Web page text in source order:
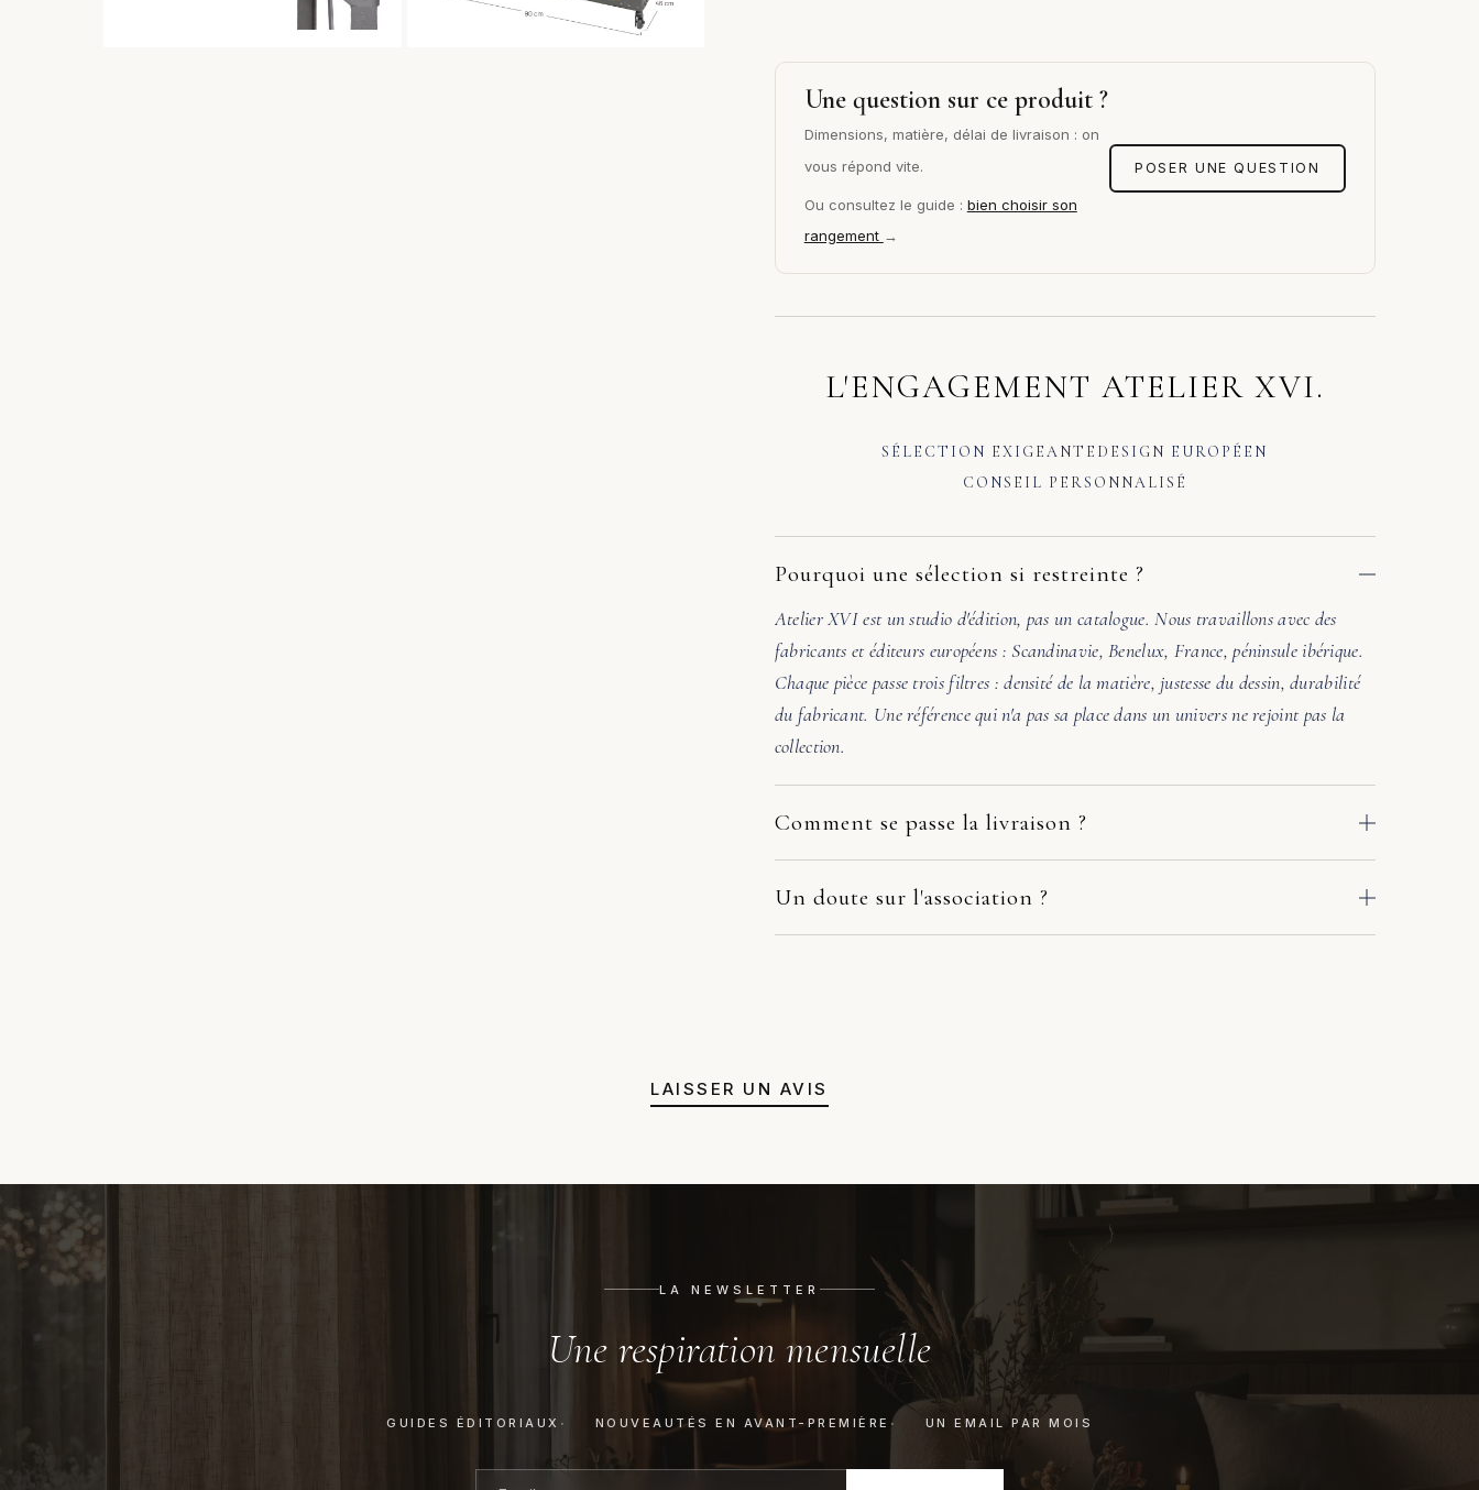
Une question sur ce produit ?
Dimensions, matière, délai de livraison : on
vous répond vite.
Ou consultez le guide : bien choisir son
rangement →
POSER UNE QUESTION
L'ENGAGEMENT ATELIER XVI.
SÉLECTION EXIGEANTE DESIGN EUROPÉEN
CONSEIL PERSONNALISÉ
Pourquoi une sélection si restreinte ?
Atelier XVI est un studio d'édition, pas un catalogue. Nous travaillons avec des
fabricants et éditeurs européens : Scandinavie, Benelux, France, péninsule ibérique.
Chaque pièce passe trois filtres : densité de la matière, justesse du dessin, durabilité
du fabricant. Une référence qui n'a pas sa place dans un univers ne rejoint pas la
collection.
Comment se passe la livraison ?
dépend du fabricant et de votre adresse : comptez en général 2 à 10 jours ouvrés. Si
Un doute sur l'association ?
LAISSER UN AVIS
LA NEWSLETTER
Une respiration mensuelle
GUIDES ÉDITORIAUX NOUVEAUTÉS EN AVANT-PREMIÈRE UN EMAIL PAR MOIS